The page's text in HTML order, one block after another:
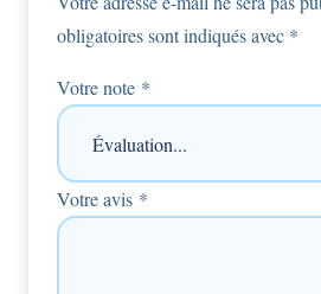
obligatoires sont indiqués avec *
Votre note *
Votre avis *